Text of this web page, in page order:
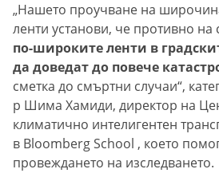
„Нашето проучване на
ленти установи, че противно
по-широките ленти в
да доведат до повече
сметка до смъртни случаи“,
р Шима Хамиди, директор на
климатично интелигентен
в Bloomberg School , което
провеждането на изследването.